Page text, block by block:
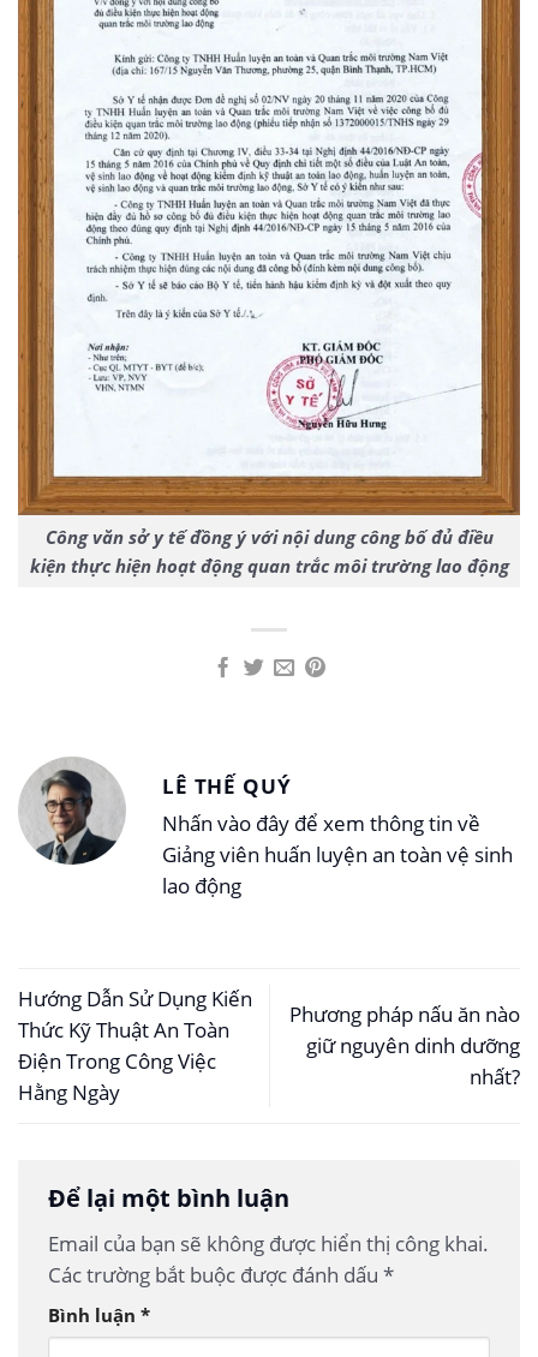
Công văn sở y tế đồng ý với nội dung công bố đủ điều
kiện thực hiện hoạt động quan trắc môi trường lao động
LÊ THẾ QUÝ
Nhấn vào đây để xem thông tin về
Giảng viên huấn luyện an toàn vệ sinh
lao động
Hướng Dẫn Sử Dụng Kiến
Thức Kỹ Thuật An Toàn
Điện Trong Công Việc
Hằng Ngày
Phương pháp nấu ăn nào
giữ nguyên dinh dưỡng
nhất?
Để lại một bình luận
Email của bạn sẽ không được hiển thị công khai.
Các trường bắt buộc được đánh dấu *
Bình luận *